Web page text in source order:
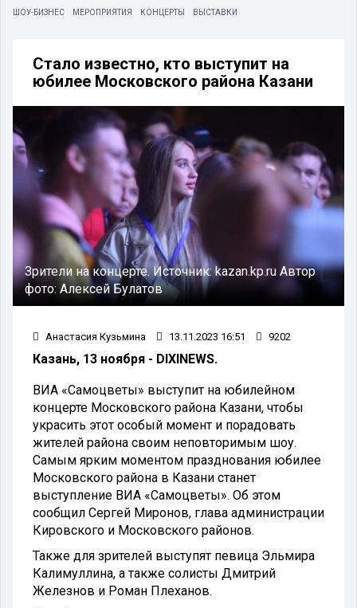
ШОУ-БИЗНЕС МЕРОПРИЯТИЯ КОНЦЕРТЫ ВЫСТАВКИ
Стало известно, кто выступит на
юбилее Московского района Казани
Зрители на концерте.Источник:kazan.kp.ru Автор
фото: Алексей Булатов
Анастасия Кузьмина 13.11.2023 16:51 9202
Казань, 13 ноября - DIXINEWS.
ВИА «Самоцветы» выступит на юбилейном
концерте Московского района Казани, чтобы
украсить этот особый момент и порадовать
жителей района своим неповторимым шоу.
Самым ярким моментом празднования юбилее
Московского района в Казани станет
выступление ВИА «Самоцветы». Об этом
сообщил Сергей Миронов, глава администрации
Кировского и Московского районов.
Также для зрителей выступят певица Эльмира
Калимуллина, а также солисты Дмитрий
Железнов и Роман Плеханов.